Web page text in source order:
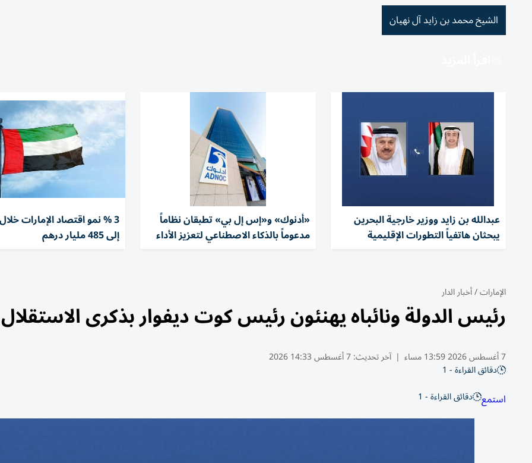
الشيخ محمد بن زايد آل نهيان
عبدالله بن زايد ووزير خارجية البحرين
يبحثان هاتفياً التطورات الإقليمية
«أدنوك» و«إس إل بي» تطبقان نظاماً
مدعوماً بالذكاء الاصطناعي لتعزيز الأداء
3 % نمو اقتصاد الإمارات
إلى 485 مليار درهم
الإمارات/أخبار الدار
رئيس الدولة ونائباه يهنئون رئيس كوت ديفوار بذكرى الاستقلال
7 أغسطس 2026 13:59 مساء | آخر تحديث:7 أغسطس 14:33 2026
دقائق القراءة - 1
استمع دقائق القراءة - 1